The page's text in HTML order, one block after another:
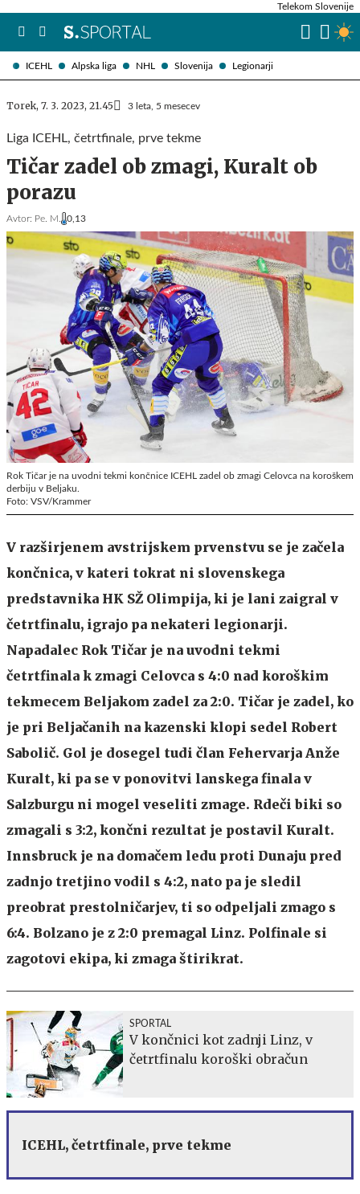
ICEHL Alpska liga NHL Slovenija Legionarji
Telekom Slovenije
Torek, 7. 3. 2023, 21.45 3 leta, 5 mesecev
Liga ICEHL, četrtfinale, prve tekme
Tičar zadel ob zmagi, Kuralt ob
porazu
Avtor: Pe. M. 0,13
Rok Tičar je na uvodni tekmi končnice ICEHL zadel ob zmagi Celovca na koroškem
derbiju v Beljaku.
Foto: VSV/Krammer
V razširjenem avstrijskem prvenstvu se je začela
končnica, v kateri tokrat ni slovenskega
predstavnika HK SŽ Olimpija, ki je lani zaigral v
četrtfinalu, igrajo pa nekateri legionarji.
Napadalec Rok Tičar je na uvodni tekmi
četrtfinala k zmagi Celovca s 4:0 nad koroškim
tekmecem Beljakom zadel za 2:0. Tičar je zadel, ko
je pri Beljačanih na kazenski klopi sedel Robert
Sabolič. Gol je dosegel tudi član Fehervarja Anže
Kuralt, ki pa se v ponovitvi lanskega finala v
Salzburgu ni mogel veseliti zmage. Rdeči biki so
zmagali s 3:2, končni rezultat je postavil Kuralt.
Innsbruck je na domačem ledu proti Dunaju pred
zadnjo tretjino vodil s 4:2, nato pa je sledil
preobrat prestolničarjev, ti so odpeljali zmago s
6:4. Bolzano je z 2:0 premagal Linz. Polfinale si
zagotovi ekipa, ki zmaga štirikrat.
SPORTAL
V končnici kot zadnji Linz, v
četrtfinalu koroški obračun
ICEHL, četrtfinale, prve tekme